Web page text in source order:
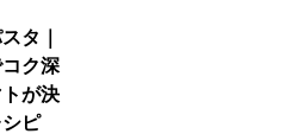
タ｜
ク深
が決
ピ